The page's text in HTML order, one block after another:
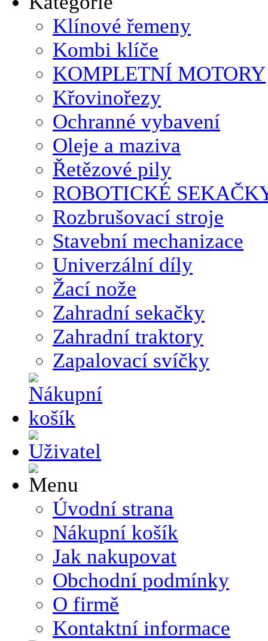
Klínové řemeny
Kombi klíče
KOMPLETNÍ MOTORY
Křovinořezy
Ochranné vybavení
Oleje a maziva
Řetězové pily
ROBOTICKÉ
Rozbrušovací stroje
Stavební mechanizace
Univerzální díly
Žací nože
Zahradní sekačky
Zahradní traktory
Zapalovací svíčky
Úvodní strana
Nákupní košík
Jak nakupovat
Obchodní podmínky
O firmě
Kontaktní informace